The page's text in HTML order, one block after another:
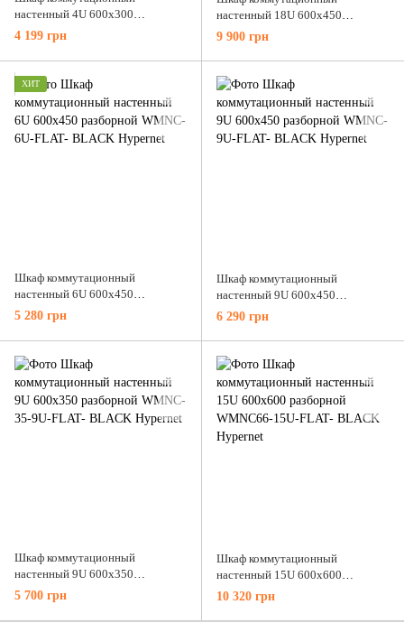
настенный 4U 600x300
разборной WMNC-30-4U-FLAT
Hypernet
4 199 грн
настенный 18U 600x450
разборной WMNC-18U-FLAT-
BLACK Hypernet
9 900 грн
ХИТ
Шкаф коммутационный
настенный 6U 600x450
разборной WMNC-6U-FLAT-
BLACK Hypernet
5 280 грн
Шкаф коммутационный
настенный 9U 600x450
разборной WMNC-9U-FLAT-
BLACK Hypernet
6 290 грн
Шкаф коммутационный
настенный 9U 600x350
разборной WMNC-35-9U-FLAT-
BLACK Hypernet
5 700 грн
Шкаф коммутационный
настенный 15U 600x600
разборной WMNC66-15U-FLAT-
BLACK Hypernet
10 320 грн